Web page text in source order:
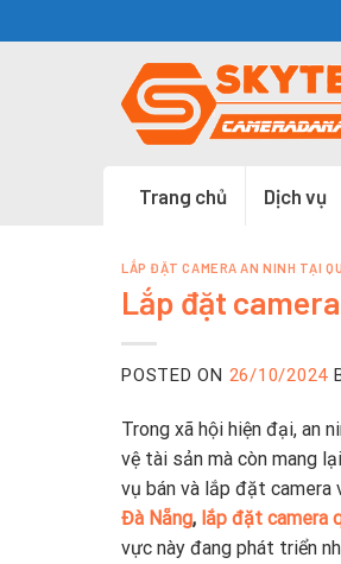
to
Trang chủ Dịch vụ
LẮP ĐẶT CAMERA AN NINH TẠI
Lắp đặt
POSTED ON 26/10/2024
Trong xã hội hiện đại, an
vệ tài sản mà còn mang
vụ bán và lắp đặt camera
Đà Nẵng, lắp đặt camera
vực này đang phát triển